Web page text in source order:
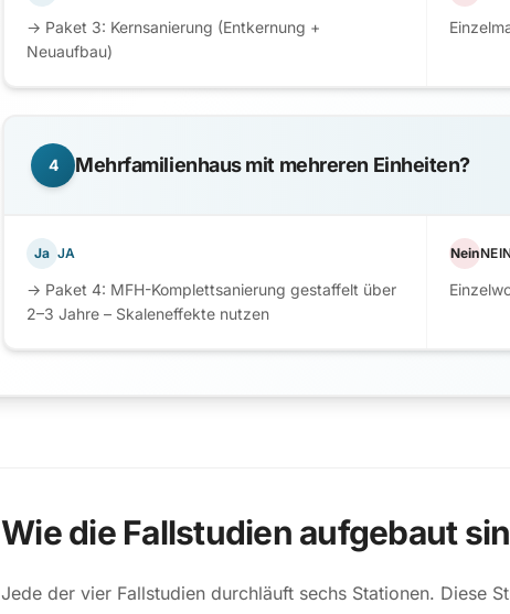
→ Paket 3: Kernsanierung (Entkernung +
Neuaufbau)
4 Mehrfamilienhaus mit mehreren Einheiten?
Ja JA
→ Paket 4: MFH-Komplettsanierung gestaffelt über
2–3 Jahre – Skaleneffekte nutzen
Nein
Wie die Fallstudien aufgebaut
Jede der vier Fallstudien durchläuft sechs Stationen. Diese